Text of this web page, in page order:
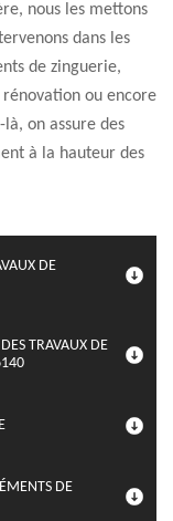
nous les mettons
dans les
de zinguerie,
rénovation ou encore
on assure des
à la hauteur des
DE
TRAVAUX DE
DE